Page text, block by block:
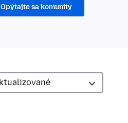
Opýtajte sa komunity